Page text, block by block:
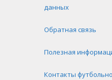
данных
Обратная связь
Полезная
Контакты